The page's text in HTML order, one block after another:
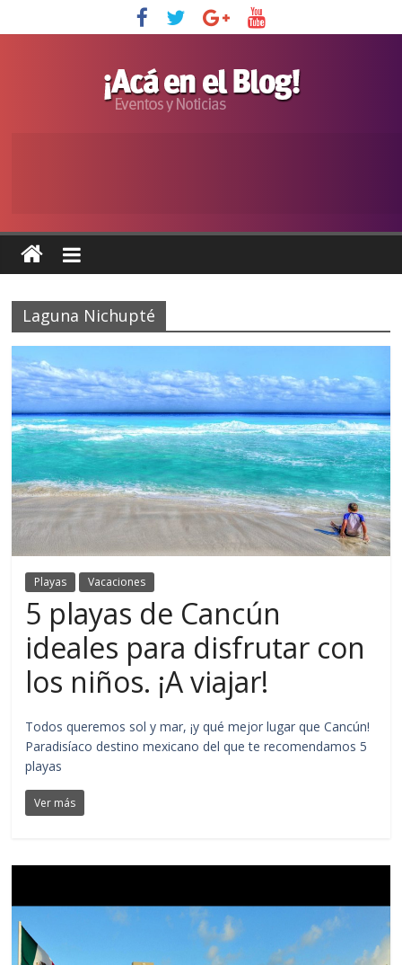
Laguna Nichupté
Playas Vacaciones
5 playas de Cancún
ideales para disfrutar con
los niños. ¡A viajar!
Todos queremos sol y mar, ¡y qué mejor lugar que Cancún!
Paradisíaco destino mexicano del que te recomendamos 5
playas
Ver más